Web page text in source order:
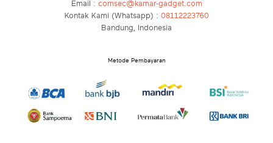
Email : comsec@kamar-gadget.com
Kontak Kami (Whatsapp) : 08112223760
Bandung, Indonesia
Metode Pembayaran